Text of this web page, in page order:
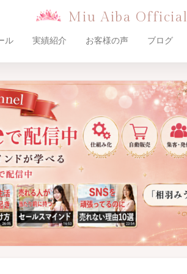
Miu Aiba
ル 実績紹介 お客様の声 ブログ